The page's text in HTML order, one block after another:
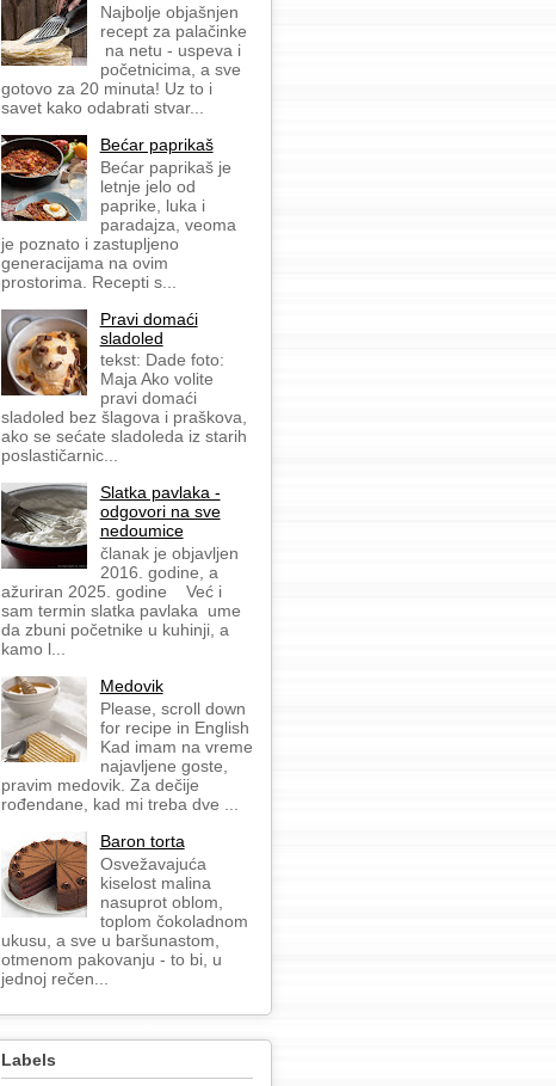
Najbolje objašnjen
recept za palačinke
na netu - uspeva i
početnicima, a sve
gotovo za 20 minuta! Uz to i
savet kako odabrati stvar...
Bećar paprikaš
Bećar paprikaš je
letnje jelo od
paprike, luka i
paradajza, veoma
je poznato i zastupljeno
generacijama na ovim
prostorima. Recepti s...
Pravi domaći
sladoled
tekst: Dade foto:
Maja Ako volite
pravi domaći
sladoled bez šlagova i praškova,
ako se sećate sladoleda iz starih
poslastičarnic...
Slatka pavlaka -
odgovori na sve
nedoumice
članak je objavljen
2016. godine, a
ažuriran 2025. godine Već i
sam termin slatka pavlaka ume
da zbuni početnike u kuhinji, a
kamo l...
Medovik
Please, scroll down
for recipe in English
Kad imam na vreme
najavljene goste,
pravim medovik. Za dečije
rođendane, kad mi treba dve ...
Baron torta
Osvežavajuća
kiselost malina
nasuprot oblom,
toplom čokoladnom
ukusu, a sve u baršunastom,
otmenom pakovanju - to bi, u
jednoj rečen...
Labels